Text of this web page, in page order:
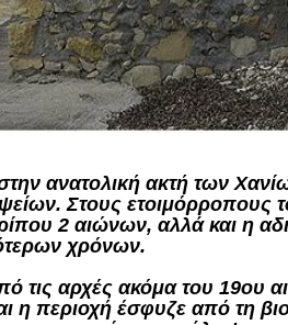
ανατολική ακτή των
Στους ετοιμόρροπους
2 αιώνων, αλλά και η
χρόνων.
τις αρχές ακόμα του 19ου
η περιοχή έσφυζε από τη